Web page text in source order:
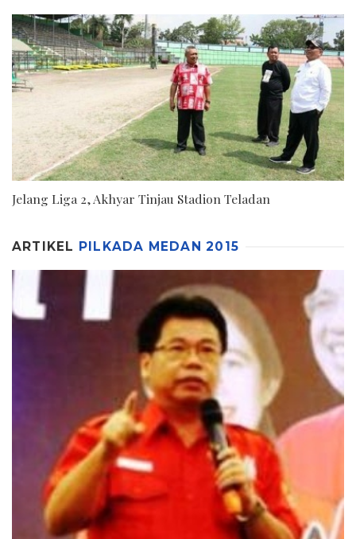
Jelang Liga 2, Akhyar Tinjau Stadion Teladan
ARTIKEL PILKADA MEDAN 2015